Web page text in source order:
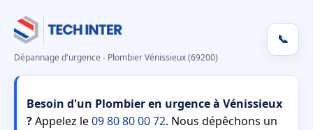
Dépannage d'urgence - Plombier Vénissieux (69200)
📞
Besoin d'un Plombier en urgence à Vénissieux
?Appelez le09 80 80 00 72. Nous dépêchons un